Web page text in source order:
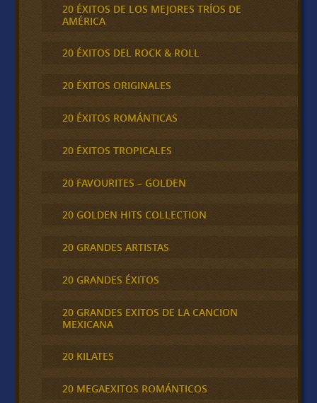
20 ÉXITOS DE LOS MEJORES TRÍOS DE
AMÉRICA
20 ÉXITOS DEL ROCK & ROLL
20 ÉXITOS ORIGINALES
20 ÉXITOS ROMÁNTICAS
20 ÉXITOS TROPICALES
20 FAVOURITES – GOLDEN
20 GOLDEN HITS COLLECTION
20 GRANDES ARTISTAS
20 GRANDES ÉXITOS
20 GRANDES EXITOS DE LA CANCION
MEXICANA
20 KILATES
20 MEGAEXITOS ROMÁNTICOS